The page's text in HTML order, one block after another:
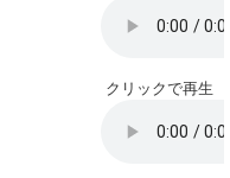
クリックで再生